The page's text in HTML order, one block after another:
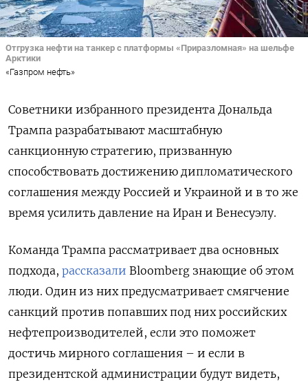
Отгрузка нефти на танкер с платформы «Приразломная» на шельфе
Арктики
«Газпром нефть»
Советники избранного президента Дональда
Трампа разрабатывают масштабную
санкционную стратегию, призванную
способствовать достижению дипломатического
соглашения между Россией и Украиной и в то же
время усилить давление на Иран и Венесуэлу.
Команда Трампа рассматривает два основных
подхода, рассказали Bloomberg знающие об этом
люди. Один из них предусматривает смягчение
санкций против попавших под них российских
нефтепроизводителей, если это поможет
достичь мирного соглашения – и если в
президентской администрации будут видеть,